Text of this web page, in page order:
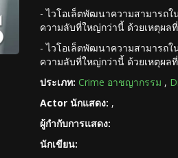
- ไวโอเล็ตพัฒนาความสามารถใ
ความลับที่ใหญ่กว่านี้ ด้วยเหตุผล
- ไวโอเล็ตพัฒนาความสามารถใ
ความลับที่ใหญ่กว่านี้ ด้วยเหตุผล
ประเภท: Crime อาชญากรรม ,
Actor นักแสดง: ,
ผู้กำกับการแสดง:
นักเขียน: